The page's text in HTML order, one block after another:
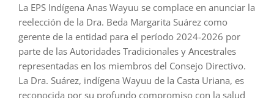
La EPS Indígena Anas Wayuu se complace en anunciar la
reelección de la Dra. Beda Margarita Suárez como
gerente de la entidad para el período 2024-2026 por
parte de las Autoridades Tradicionales y Ancestrales
representadas en los miembros del Consejo Directivo.
La Dra. Suárez, indígena Wayuu de la Casta Uriana, es
reconocida por su profundo compromiso con la salud